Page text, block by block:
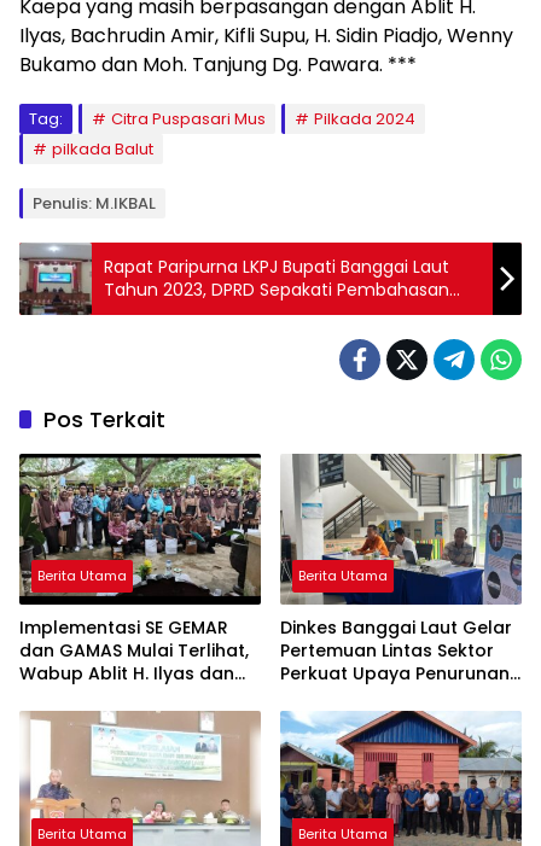
Kaepa yang masih berpasangan dengan Ablit H.
Ilyas, Bachrudin Amir, Kifli Supu, H. Sidin Piadjo, Wenny
Bukamo dan Moh. Tanjung Dg. Pawara. ***
Tag: Citra Puspasari Mus
Pilkada 2024
pilkada Balut
Penulis: M.IKBAL
Rapat Paripurna LKPJ Bupati Banggai Laut
Tahun 2023, DPRD Sepakati Pembahasan
Dilanjutkan dalam Pansus
Pos Terkait
Berita Utama
Implementasi SE GEMAR
dan GAMAS Mulai Terlihat,
Wabup Ablit H. Ilyas dan
Kompak Ambil Rapor Anak
Berita Utama
Dinkes Banggai Laut Gelar
Pertemuan Lintas Sektor
Perkuat Upaya Penurunan
Berita Utama Berita Utama